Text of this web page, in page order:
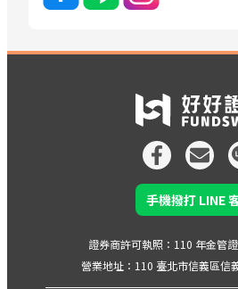
手機撥打 LINE
證券商許可執照：110 年金管
營業地址：110 臺北市信義區信